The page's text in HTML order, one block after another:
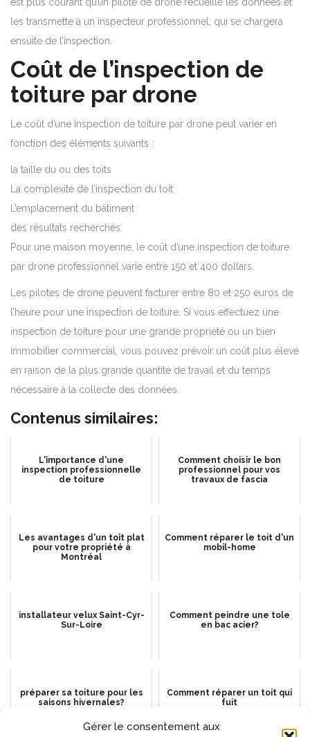
Gérer le consentement aux
les transmette à un inspecteur professionnel, qui se chargera
ensuite de l’inspection.
Coût de l’inspection de
toiture par drone
Le coût d’une inspection de toiture par drone peut varier en
fonction des éléments suivants :
la taille du ou des toits
La complexité de l’inspection du toit
L’emplacement du bâtiment
des résultats recherchés.
Pour une maison moyenne, le coût d’une inspection de toiture
par drone professionnel varie entre 150 et 400 dollars.
Les pilotes de drone peuvent facturer entre 80 et 250 euros de
l’heure pour une inspection de toiture. Si vous effectuez une
inspection de toiture pour une grande propriété ou un bien
immobilier commercial, vous pouvez prévoir un coût plus élevé
en raison de la plus grande quantité de travail et du temps
nécessaire à la collecte des données.
Contenus similaires:
L'importance d'une
inspection professionnelle
de toiture
Comment choisir le bon
professionnel pour vos
travaux de fascia
Les avantages d'un toit plat
pour votre propriété à
Montréal
Comment réparer le toit d'un
mobil-home
installateur velux Saint-Cyr-
Sur-Loire
Comment peindre une tole
en bac acier?
préparer sa toiture pour les
saisons hivernales?
Comment réparer un toit qui
fuit